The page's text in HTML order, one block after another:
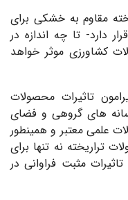
مقاوم به خشکی برای
دارد- تا چه اندازه در
کشاورزی موثر خواهد
تاثیرات محصولات
های گروهی و فضای
علمی معتبر و همینطور
تراریخته نه تنها برای
مثبت فراوانی در